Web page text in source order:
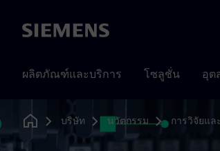
Siemens
ผลิตภัณฑ์และบริการ โซลูชั่น อุต
Home
บริษัท นวัตกรรม การวิจัยแ